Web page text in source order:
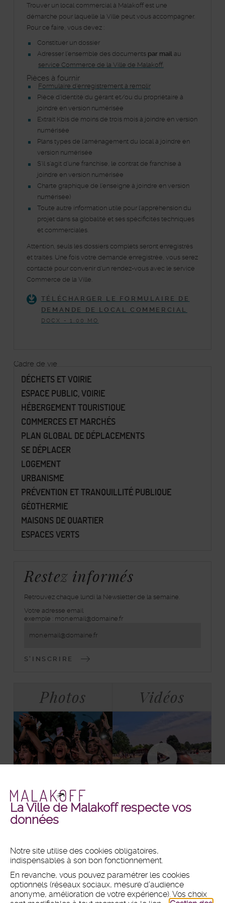
La Ville de Malakoff respecte vos
données
Notre site utilise des cookies obligatoires,
indispensables à son bon fonctionnement.
En revanche, vous pouvez paramétrer les cookies
optionnels (réseaux sociaux, mesure d'audience
anonyme, amélioration de votre expérience). Vos choix
Index
Centrale
Trouver un local commercial à Malakoff est une
démarche pour laquelle la Ville peut vous accompagner.
Pour ce faire, vous devez :
Constituer un dossier
Adresser l'ensemble des documents par mailau
service Commerce de la Ville de Malakoff.
Pièces à fournir
Formulaire d'enregistrement à remplir
Pièce d’identité du gérant et/ou du propriétaire à
joindre en version numérisée
Extrait Kbis de moins de trois mois à joindre en version
numérisée
Plans types de l’aménagement du local à joindre en
version numérisée
S'il s’agit d’une franchise, le contrat de franchise à
joindre en version numérisée
Charte graphique de l’enseigne à joindre en version
numérisée)
Toute autre information utile pour l’appréhension du
projet dans sa globalité et ses spécificités techniques
et commerciales.
Attention, seuls les dossiers complets seront enregistrés
et traités. Une fois votre demande enregistrée, vous serez
contacté pour convenir d'un rendez-vous avec le service
Commerce de la Ville.
TÉLÉCHARGER LE FORMULAIRE DE
DEMANDE DE LOCAL COMMERCIAL
DOCX - 1.00 MO
Cadre de vie
DÉCHETS ET VOIRIE
ESPACE PUBLIC, VOIRIE
HÉBERGEMENT TOURISTIQUE
COMMERCES ET MARCHÉS
PLAN GLOBAL DE DÉPLACEMENTS
SE DÉPLACER
LOGEMENT
URBANISME
PRÉVENTION ET TRANQUILLITÉ PUBLIQUE
GÉOTHERMIE
MAISONS DE QUARTIER
ESPACES VERTS
Restez informés
Retrouvez chaque lundi la Newsletter de la semaine.
inscrivez-
vous
lettre
Votre adresse email
exemple : mon.email@domaine.fr
Photos Vidéos
Malakoff
en
+ DE PHOTOS
Malakoff
+ DE VIDÉOS
MAIRIE
Hôtel de ville
1 place du 11 Novembre 1918